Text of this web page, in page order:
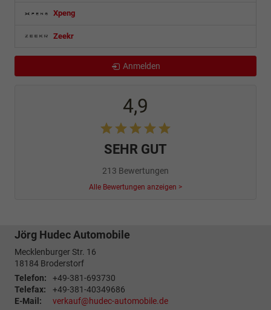
Xpeng
Zeekr
Anmelden
4,9
SEHR GUT
213 Bewertungen
Alle Bewertungen anzeigen >
Jörg Hudec Automobile
Mecklenburger Str. 16
18184 Broderstorf
Telefon:
+49-381-693730
Telefax:
+49-381-40349686
E-Mail:
verkauf@hudec-automobile.de